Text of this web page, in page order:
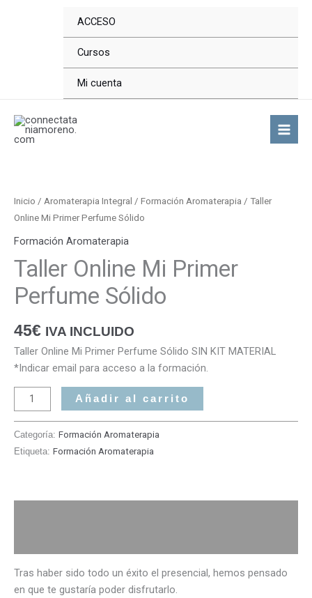
ACCESO
Cursos
Mi cuenta
Inicio / Aromaterapia Integral / Formación Aromaterapia / Taller
Online Mi Primer Perfume Sólido
Formación Aromaterapia
Taller Online Mi Primer
Perfume Sólido
45€ IVA INCLUIDO
Taller Online Mi Primer Perfume Sólido SIN KIT MATERIAL
*Indicar email para acceso a la formación.
Mi
Primer
Sólido
cantidad
Añadir al carrito
Categoría: Formación Aromaterapia
Etiqueta: Formación Aromaterapia
Tras haber sido todo un éxito el presencial, hemos pensado
en que te gustaría poder disfrutarlo.